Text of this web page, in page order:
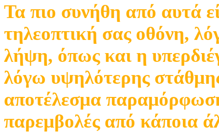
Τα πιο συνήθη από αυτά
τηλεοπτική σας οθόνη,
λήψη, όπως και η
λόγω υψηλότερης
αποτέλεσμα
παρεμβολές από κάποια